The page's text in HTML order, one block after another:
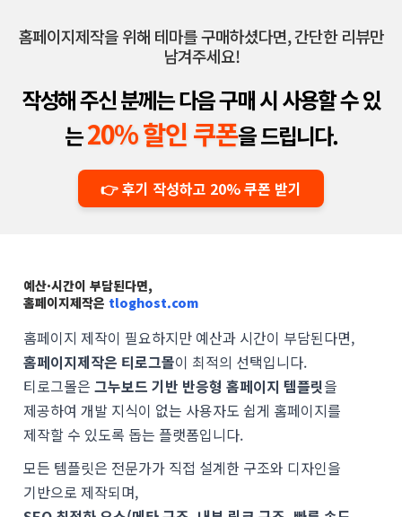
홈페이지제작을 위해 테마를 구매하셨다면, 간단한 리뷰만
남겨주세요!
작성해 주신 분께는 다음 구매 시 사용할 수 있
는20% 할인 쿠폰을 드립니다.
👉 후기 작성하고 20% 쿠폰 받기
예산·시간이 부담된다면,
홈페이지제작은 tloghost.com
홈페이지 제작이 필요하지만 예산과 시간이 부담된다면,
홈페이지제작은 티로그몰이 최적의 선택입니다.
티로그몰은 그누보드 기반 반응형 홈페이지 템플릿을
제공하여 개발 지식이 없는 사용자도 쉽게 홈페이지를
제작할 수 있도록 돕는 플랫폼입니다.
모든 템플릿은 전문가가 직접 설계한 구조와 디자인을
기반으로 제작되며,